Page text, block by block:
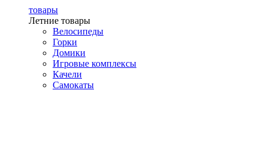
товары
Летние товары
Велосипеды
Горки
Домики
Игровые комплексы
Качели
Самокаты